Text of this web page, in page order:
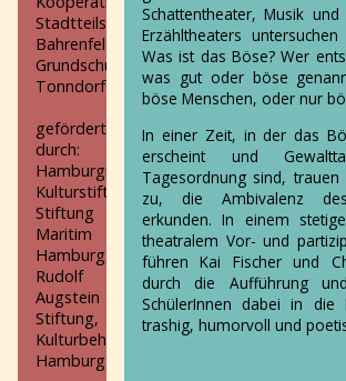
der
Schrank
born2porn
Das
lebende
Museum
Enter
Hamlet
Hase
vs
Igel
Geister
Dr.
Faustus
sucht
das
Stadtteilschule
Bahrenfeld
Grundschule
Tonndorf
gefördert
durch:
Hamburgische
Kulturstiftung,
Stiftung
Maritim
Hamburg,
Rudolf
Augstein
Stiftung,
Kulturbehörde
Hamburg
Schattentheater, Musik
Erzähltheaters
Was ist das Böse? Wer
was gut oder böse
böse Menschen, oder nur
In einer Zeit, in der das
erscheint und
Tagesordnung sind,
zu, die Ambivalenz
erkunden. In einem
theatralem Vor- und
führen Kai Fischer und
durch die Aufführung
SchülerInnen dabei in die
trashig, humorvoll und